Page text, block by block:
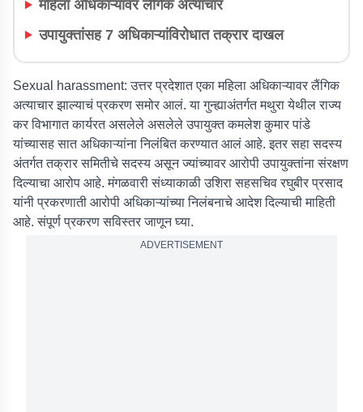
महिला अधिकाऱ्यावर लैंगिक अत्याचार
उपायुक्तांसह 7 अधिकाऱ्यांविरोधात तक्रार दाखल
Sexual harassment: उत्तर प्रदेशात एका महिला अधिकाऱ्यावर लैंगिक
अत्याचार झाल्याचं प्रकरण समोर आलं. या गुन्ह्याअंतर्गत मथुरा येथील राज्य
कर विभागात कार्यरत असलेले असलेले उपायुक्त कमलेश कुमार पांडे
यांच्यासह सात अधिकाऱ्यांना निलंबित करण्यात आलं आहे. इतर सहा सदस्य
अंतर्गत तक्रार समितीचे सदस्य असून ज्यांच्यावर आरोपी उपायुक्तांना संरक्षण
दिल्याचा आरोप आहे. मंगळवारी संध्याकाळी उशिरा सहसचिव रघुबीर प्रसाद
यांनी प्रकरणाती आरोपी अधिकाऱ्यांच्या निलंबनाचे आदेश दिल्याची माहिती
आहे. संपूर्ण प्रकरण सविस्तर जाणून घ्या.
ADVERTISEMENT